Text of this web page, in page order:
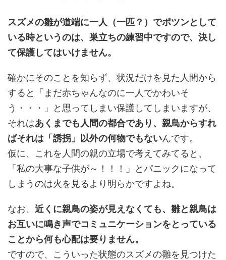
スズメの雛が道端に一人（一匹？）でポツンとして
いる時というのは、巣立ちの練習中ですので、決し
て保護してはいけません。
確かにそのことを知らず、状況だけを見た人間から
すると「まだ赤ちゃんなのに一人でかわいそ
う・・・」と思ってしまい保護してしまいますが、
それはあくまでも人間の都合であり、親鳥からすれ
ばそれは「誘拐」以外の何物でもないんです。
仮に、これを人間の親の立場で考えてみてると、
「私の大事な子供が～！！！」とパニックになって
しまうのは火を見るより明らかですよね。
なお、 近くに親鳥の姿が見えなくても、雛と親鳥は
お互いに鳴き声でコミュニケーションをとっている
ことから何も心配は要りません。
ですので、こういった状態のスズメの雛を見つけた